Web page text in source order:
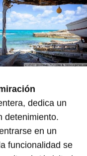
dedica un
detenimiento.
en un
funcionalidad se